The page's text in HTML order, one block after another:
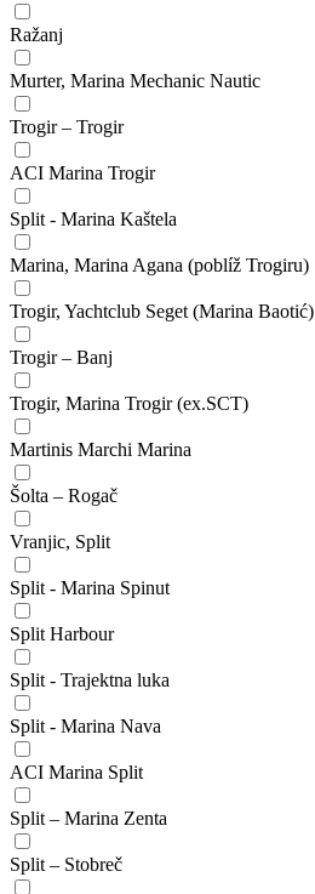
Ražanj
Murter, Marina Mechanic Nautic
Trogir – Trogir
ACI Marina Trogir
Split - Marina Kaštela
Marina, Marina Agana (poblíž Trogiru)
Trogir, Yachtclub Seget (Marina Baotić)
Trogir – Banj
Trogir, Marina Trogir (ex.SCT)
Martinis Marchi Marina
Šolta – Rogač
Vranjic, Split
Split - Marina Spinut
Split Harbour
Split - Trajektna luka
Split - Marina Nava
ACI Marina Split
Split – Marina Zenta
Split – Stobreč